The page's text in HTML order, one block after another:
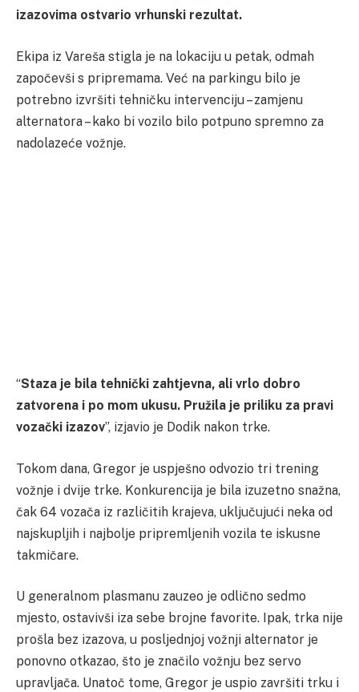
izazovima ostvario vrhunski rezultat.
Ekipa iz Vareša stigla je na lokaciju u petak, odmah
započevši s pripremama. Već na parkingu bilo je
potrebno izvršiti tehničku intervenciju – zamjenu
alternatora – kako bi vozilo bilo potpuno spremno za
nadolazeće vožnje.
“Staza je bila tehnički zahtjevna, ali vrlo dobro
zatvorena i po mom ukusu. Pružila je priliku za pravi
vozački izazov”, izjavio je Dodik nakon trke.
Tokom dana, Gregor je uspješno odvozio tri trening
vožnje i dvije trke. Konkurencija je bila izuzetno snažna,
čak 64 vozača iz različitih krajeva, uključujući neka od
najskupljih i najbolje pripremljenih vozila te iskusne
takmičare.
U generalnom plasmanu zauzeo je odlično sedmo
mjesto, ostavivši iza sebe brojne favorite. Ipak, trka nije
prošla bez izazova, u posljednjoj vožnji alternator je
ponovno otkazao, što je značilo vožnju bez servo
upravljača. Unatoč tome, Gregor je uspio završiti trku i